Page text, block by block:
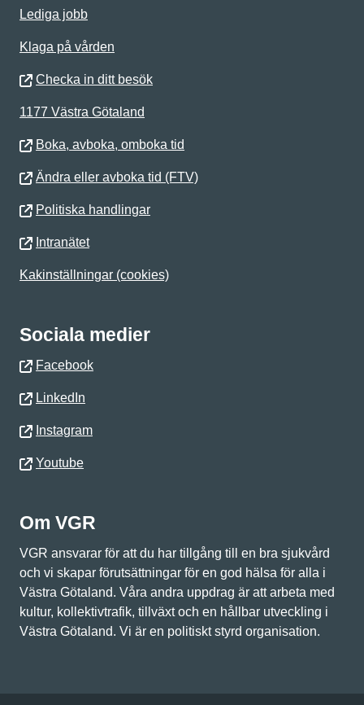
Lediga jobb
Klaga på vården
Checka in ditt besök
1177 Västra Götaland
Boka, avboka, omboka tid
Ändra eller avboka tid (FTV)
Politiska handlingar
Intranätet
Kakinställningar (cookies)
Sociala medier
Facebook
LinkedIn
Instagram
Youtube
Om VGR
VGR ansvarar för att du har tillgång till en bra sjukvård
och vi skapar förutsättningar för en god hälsa för alla i
Västra Götaland. Våra andra uppdrag är att arbeta med
kultur, kollektivtrafik, tillväxt och en hållbar utveckling i
Västra Götaland. Vi är en politiskt styrd organisation.